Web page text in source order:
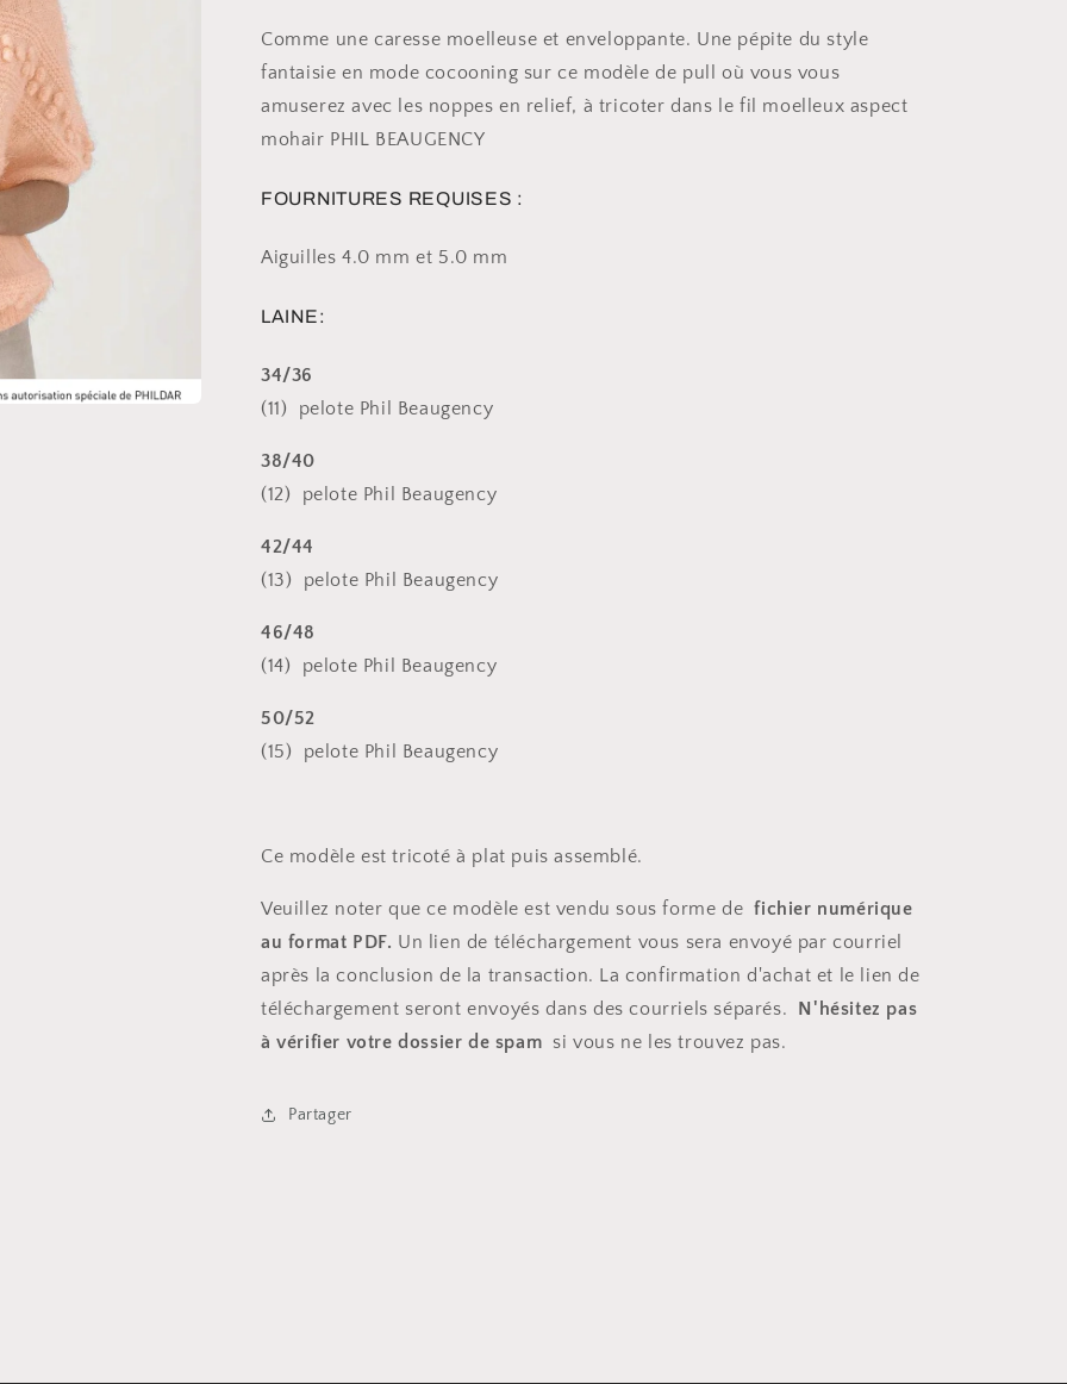
Comme une caresse moelleuse et enveloppante. Une pépite du style
fantaisie en mode cocooning sur ce modèle de pull où vous vous
amuserez avec les noppes en relief, à tricoter dans le fil moelleux aspect
mohair PHIL BEAUGENCY
FOURNITURES REQUISES :
Aiguilles 4.0 mm et 5.0 mm
LAINE:
34/36
(11) pelote Phil Beaugency
38/40
(12) pelote Phil Beaugency
42/44
(13) pelote Phil Beaugency
46/48
(14) pelote Phil Beaugency
50/52
(15) pelote Phil Beaugency
Ce modèle est tricoté à plat puis assemblé.
Veuillez noter que ce modèle est vendu sous forme defichier numérique
au format PDF. Un lien de téléchargement vous sera envoyé par courriel
après la conclusion de la transaction. La confirmation d'achat et le lien de
téléchargement seront envoyés dans des courriels séparés. N'hésitez pas
à vérifier votre dossier de spam si vous ne les trouvez pas.
Partager